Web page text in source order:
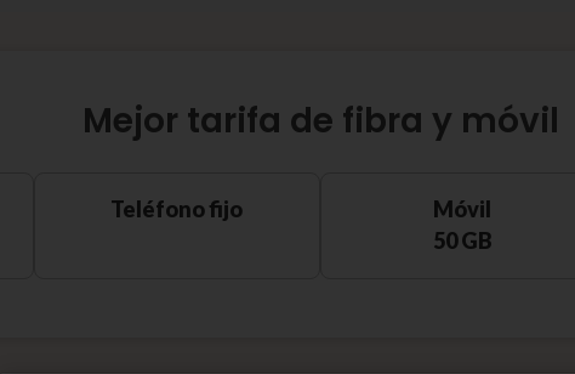
Mejor tarifa de fibra y móvil
Teléfono fijo
Móvil
50 GB